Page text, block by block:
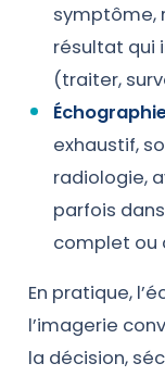
symptôme,
résultat qui
(traiter,
exhaustif,
radiologie,
parfois
complet ou
En pratique,
l’imagerie
la décision,